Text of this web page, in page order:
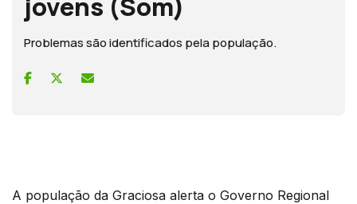
Problemas são identificados pela população.
A população da Graciosa alerta o Governo Regional